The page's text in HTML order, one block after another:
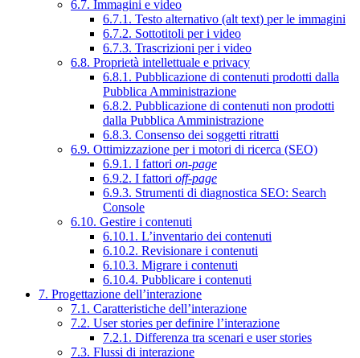
6.7. Immagini e video
6.7.1. Testo alternativo (alt text) per le immagini
6.7.2. Sottotitoli per i video
6.7.3. Trascrizioni per i video
6.8. Proprietà intellettuale e privacy
6.8.1. Pubblicazione di contenuti prodotti dalla
Pubblica Amministrazione
6.8.2. Pubblicazione di contenuti non prodotti
dalla Pubblica Amministrazione
6.8.3. Consenso dei soggetti ritratti
6.9. Ottimizzazione per i motori di ricerca (SEO)
6.9.1. I fattori on-page
6.9.2. I fattori off-page
6.9.3. Strumenti di diagnostica SEO: Search
Console
6.10. Gestire i contenuti
6.10.1. L’inventario dei contenuti
6.10.2. Revisionare i contenuti
6.10.3. Migrare i contenuti
6.10.4. Pubblicare i contenuti
7. Progettazione dell’interazione
7.1. Caratteristiche dell’interazione
7.2. User stories per definire l’interazione
7.2.1. Differenza tra scenari e user stories
7.3. Flussi di interazione